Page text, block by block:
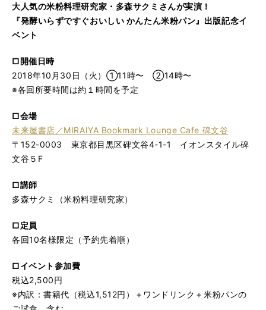
大人気の米粉料理研究家・多森サクミさんが実演！
『発酵いらずですぐおいしい かんたん米粉パン』出版記念イ
ベント
□開催日時
2018年10月30日（火）①11時〜 ②14時〜
※各回所要時間は約１時間を予定
□会場
未来屋書店／MIRAIYA Bookmark Lounge Cafe 碑文谷
〒152-0003 東京都目黒区碑文谷4-1-1 イオンスタイル碑
文谷５F
□講師
多森サクミ（米粉料理研究家）
□定員
各回10名様限定（予約先着順）
□イベント参加費
税込2,500円
※内訳：書籍代（税込1,512円）＋ワンドリンク＋米粉パンの